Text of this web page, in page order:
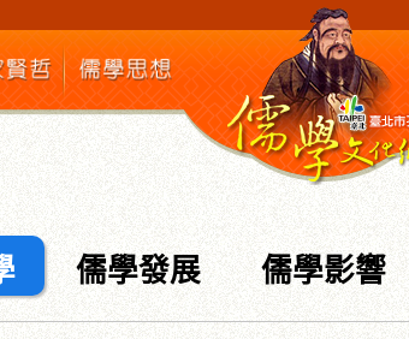
儒學發展 儒學影響